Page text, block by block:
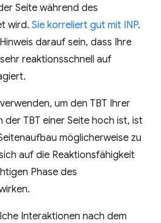
Seite während des
wird. Sie korreliert gut mit INP.
darauf sein, dass Ihre
reaktionsschnell auf
verwenden, um den TBT Ihrer
der TBT einer Seite hoch ist, ist
möglicherweise zu
auf die Reaktionsfähigkeit
Phase des
Interaktionen nach dem